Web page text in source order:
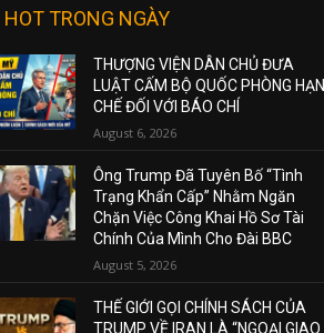
TRONG NGÀY
THƯỢNG VIỆN DÂN CHỦ ĐƯA
LUẬT CẤM BỘ QUỐC PHÒNG HẠN
CHẾ ĐỐI VỚI BÁO CHÍ
August 6, 2026
Ông Trump Đã Tuyên Bố “Tình
Trạng Khẩn Cấp” Nhằm Ngăn
Chặn Việc Công Khai Hồ Sơ Tài
Chính Của Mình Cho Đài BBC
August 5, 2026
THẾ GIỚI GỌI CHÍNH SÁCH CỦA
TRUMP VỀ IRAN LÀ “NGOẠI GIAO